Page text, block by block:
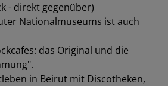
- direkt gegenüber)
Nationalmuseums ist auch
das Original und die
in Beirut mit Discotheken,